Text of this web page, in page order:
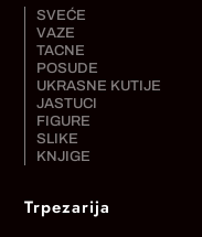
SVEĆE
VAZE
TACNE
POSUDE
UKRASNE KUTIJE
JASTUCI
FIGURE
SLIKE
KNJIGE
Trpezarija